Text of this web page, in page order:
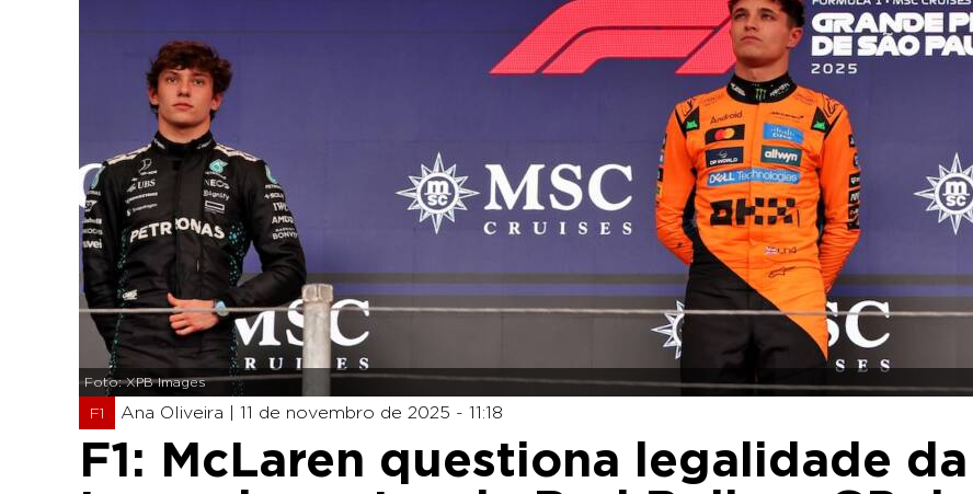
Foto: XPB Images
F1 Ana Oliveira | 11 de novembro de 2025 - 11:18
F1: McLaren questiona legalidade da